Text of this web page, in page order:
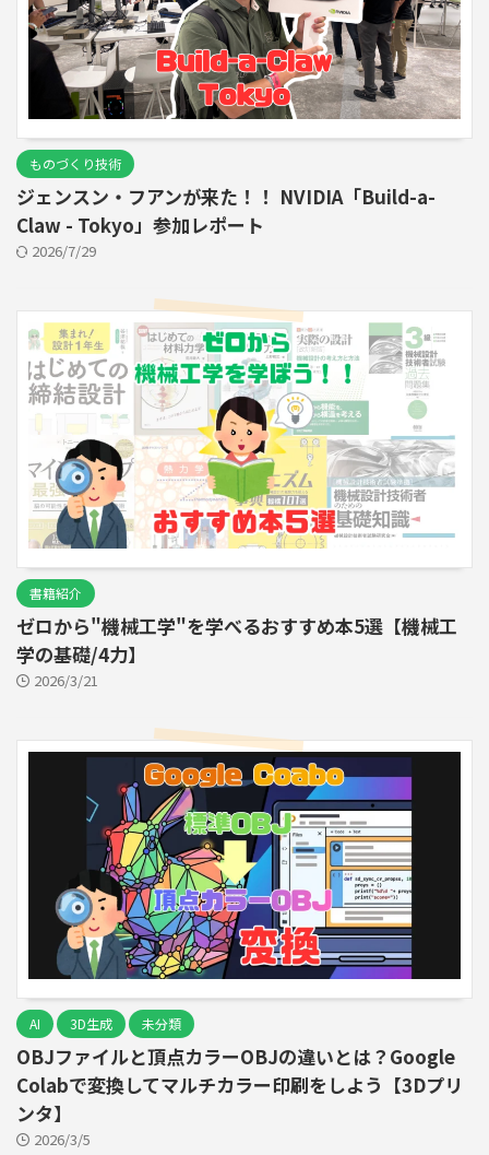
ものづくり技術
ジェンスン・フアンが来た！！ NVIDIA「Build-a-
Claw - Tokyo」参加レポート
2026/7/29
書籍紹介
ゼロから"機械工学"を学べるおすすめ本5選【機械工
学の基礎/4力】
2026/3/21
AI 3D生成 未分類
OBJファイルと頂点カラーOBJの違いとは？Google
Colabで変換してマルチカラー印刷をしよう【3Dプリ
ンタ】
2026/3/5